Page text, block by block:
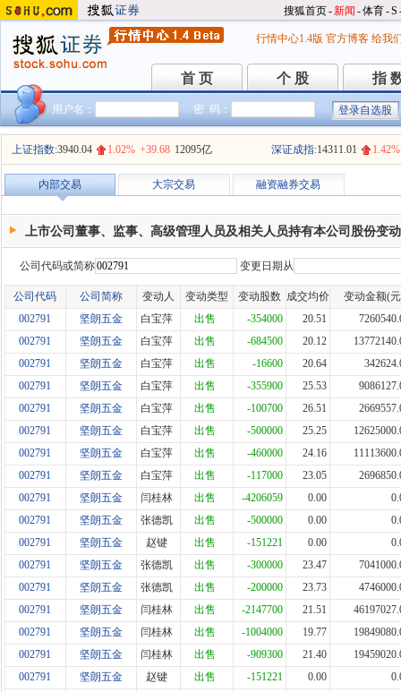
搜狐首页-新闻 -体育-S
行情中心1.4版 官方博客 给我
首 页
首 页 个 股
个 股 指
指
用户名： 密 码：
上证指数:3940.04 1.02% +39.68 12095亿 深证成指:14311.01 1.42%
内部交易 大宗交易 融资融券交易
上市公司董事、监事、高级管理人员及相关人员持有本公司股份变
公司代码或简称 变更日期从
公司代码 公司简称 变动人 变动类型 变动股数 成交均价
变动金额(
002791
坚朗五金 白宝萍 出售 -354000 20.51
002791
坚朗五金 白宝萍 出售 -684500 20.12
002791
坚朗五金 白宝萍 出售 -16600 20.64
002791
坚朗五金 白宝萍 出售 -355900 25.53
002791
坚朗五金 白宝萍 出售 -100700 26.51
002791
坚朗五金 白宝萍 出售 -500000 25.25
002791
坚朗五金 白宝萍 出售 -460000 24.16
002791
坚朗五金 白宝萍 出售 -117000 23.05
002791
坚朗五金 闫桂林 出售 -4206059 0.00
002791
坚朗五金 张德凯 出售 -500000 0.00
002791
坚朗五金 赵键 出售 -151221 0.00
002791
坚朗五金 张德凯 出售 -300000 23.47
002791
坚朗五金 张德凯 出售 -200000 23.73
002791
坚朗五金 闫桂林 出售 -2147700 21.51
002791
坚朗五金 闫桂林 出售 -1004000 19.77
002791
坚朗五金 闫桂林 出售 -909300 21.40
002791
坚朗五金 赵键 出售 -151221 0.00